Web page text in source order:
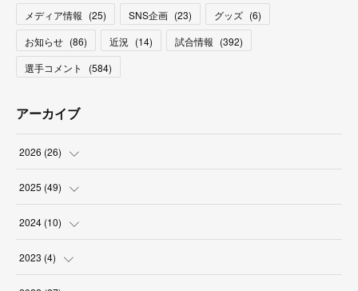
メディア情報 (25) SNS企画 (23) グッズ (6)
お知らせ (86) 近況 (14) 試合情報 (392)
選手コメント
(584)
アーカイブ
2026 (26)
(2
(2
(
(3
2025 (49)
(6
( 10
(8
2024 (10)
( )
2023 (4)